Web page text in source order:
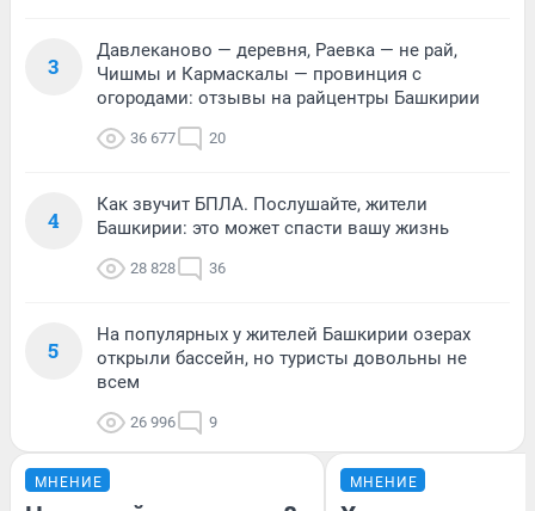
3
Давлеканово — деревня, Раевка — не рай,
Чишмы и Кармаскалы — провинция с
огородами: отзывы на райцентры Башкирии
36 677 20
4
Как звучит БПЛА. Послушайте, жители
Башкирии: это может спасти вашу жизнь
28 828 36
5
На популярных у жителей Башкирии озерах
открыли бассейн, но туристы довольны не
всем
26 996 9
МНЕНИЕ МНЕНИЕ